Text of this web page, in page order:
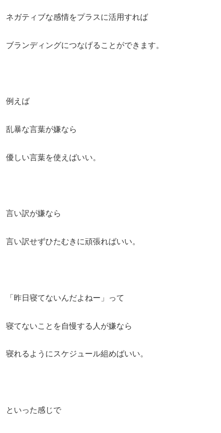
ネガティブな感情をプラスに活用すれば
ブランディングにつなげることができます。
例えば
乱暴な言葉が嫌なら
優しい言葉を使えばいい。
言い訳が嫌なら
言い訳せずひたむきに頑張ればいい。
「昨日寝てないんだよねー」って
寝てないことを自慢する人が嫌なら
寝れるようにスケジュール組めばいい。
といった感じで